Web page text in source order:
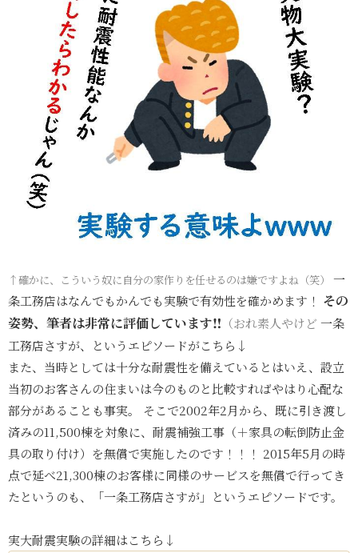
↑確かに、こういう奴に自分の家作りを任せるのは嫌ですよね（笑）
一
条工務店はなんでもかんでも実験で有効性を確かめます！ その
姿勢、筆者は非常に評価しています‼ （おれ素人やけど 一条
工務店さすが、というエピソードがこちら↓
また、当時としては十分な耐震性を備えているとはいえ、設立
当初のお客さんの住まいは今のものと比較すればやはり心配な
部分があることも事実。 そこで2002年2月から、既に引き渡し
済みの11,500棟を対象に、耐震補強工事（＋家具の転倒防止金
具の取り付け）を無償で実施したのです！！！ 2015年5月の時
点で延べ21,300棟のお客様に同様のサービスを無償で行ってき
たというのも、「一条工務店さすが」というエピソードです。
実大耐震実験の詳細はこちら↓